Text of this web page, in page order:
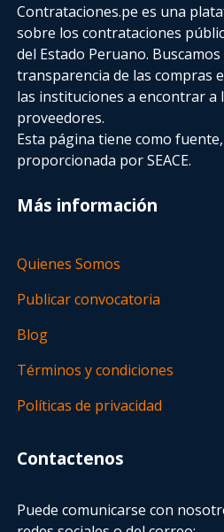
Contrataciones.pe es una
sobre los contrataciones
del Estado Peruano.
transparencia de las compras
las instituciones a encontrar a
proveedores.
Esta página tiene como
proporcionada por SEACE.
Más información
Quienes Somos
Publicar convocatoria
Blog
Términos y condiciones
Políticas de privacidad
Contactenos
Puede comunicarse con